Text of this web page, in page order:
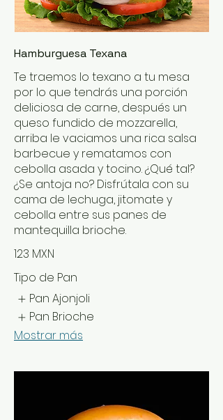
Hamburguesa Texana
Te traemos lo texano a tu mesa
por lo que tendrás una porción
deliciosa de carne, después un
queso fundido de mozzarella,
arriba le vaciamos una rica salsa
barbecue y rematamos con
cebolla asada y tocino. ¿Qué tal?
¿Se antoja no? Disfrútala con su
cama de lechuga, jitomate y
cebolla entre sus panes de
mantequilla brioche.
123 MXN
Tipo de Pan
Pan Ajonjoli
Pan Brioche
Mostrar más